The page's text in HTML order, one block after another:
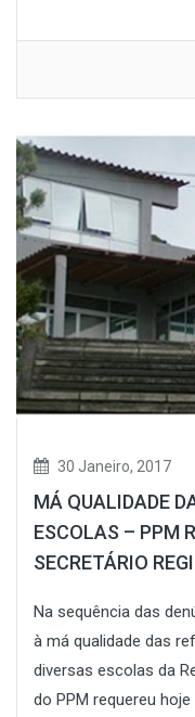
30 Janeiro, 2017
MÁ QUALIDADE
ESCOLAS – PPM
SECRETÁRIO
Na sequência das
à má qualidade das
diversas escolas da
do PPM requereu